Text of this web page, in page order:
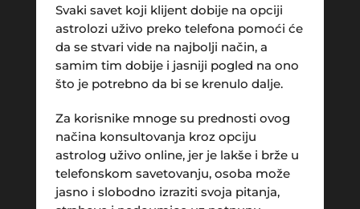
Svaki savet koji klijent dobije na opciji
astrolozi uživo preko telefona pomoći će
da se stvari vide na najbolji način, a
samim tim dobije i jasniji pogled na ono
što je potrebno da bi se krenulo dalje.
Za korisnike mnoge su prednosti ovog
načina konsultovanja kroz opciju
astrolog uživo online, jer je lakše i brže u
telefonskom savetovanju, osoba može
jasno i slobodno izraziti svoja pitanja,